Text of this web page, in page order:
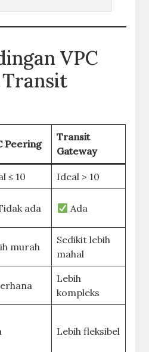
VPC
Transit
Peering
Transit
Gateway
≤ 10 Ideal > 10
ada Ada
murah
Sedikit lebih
mahal
Lebih
kompleks
Lebih fleksibel